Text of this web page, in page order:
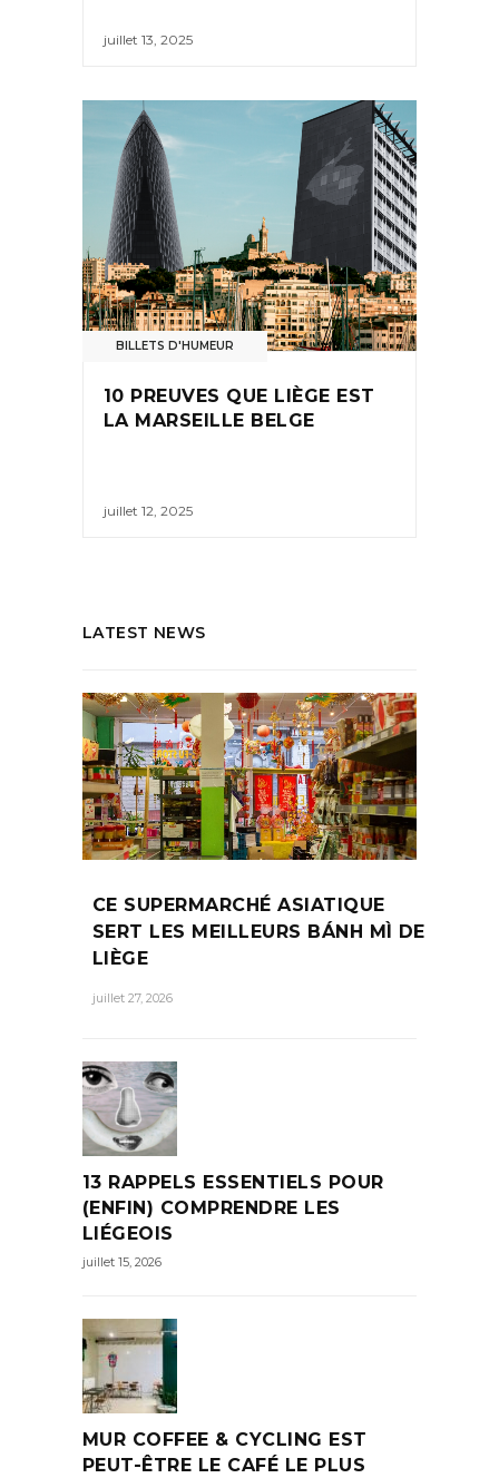
juillet 13, 2025
BILLETS D'HUMEUR
10 PREUVES QUE LIÈGE EST
LA MARSEILLE BELGE
juillet 12, 2025
LATEST NEWS
CE SUPERMARCHÉ ASIATIQUE
SERT LES MEILLEURS BÁNH MÌ DE
LIÈGE
juillet 27, 2026
13 RAPPELS ESSENTIELS POUR
(ENFIN) COMPRENDRE LES
LIÉGEOIS
juillet 15, 2026
MUR COFFEE & CYCLING EST
PEUT-ÊTRE LE CAFÉ LE PLUS